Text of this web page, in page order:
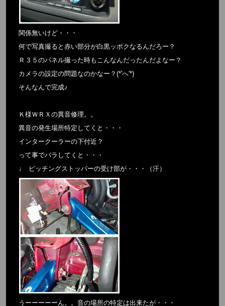
関係無いけど・・・
何で写真撮ると赤い部分が白黒ッポクなるんだろー？
Ｒ３５のパネル撮った時もこんなんだったんだよなー？
カメラの設定の問題なのかなー？(*'へ'*)
そんなんで完成♪
Ｋ様ＷＲＸの異音修理。。
異音の発生場所特定してくと・・・
インタークーラーの下付近？
って事でバラしてくと・・・
↓ ピッチングストッパーの受け部が・・・（汗）
うーーーーーん。。音の場所の特定は出来たが・・・